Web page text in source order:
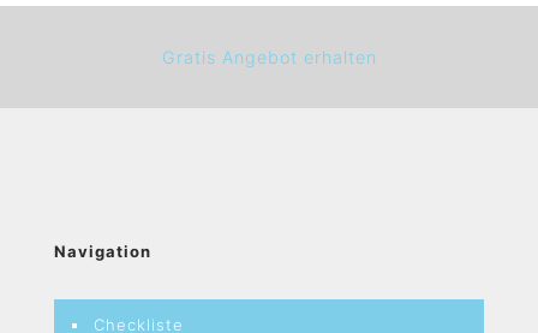
Gratis Angebot erhalten
Navigation
Checkliste